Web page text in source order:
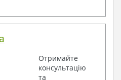
Отримайте
консультацію
та